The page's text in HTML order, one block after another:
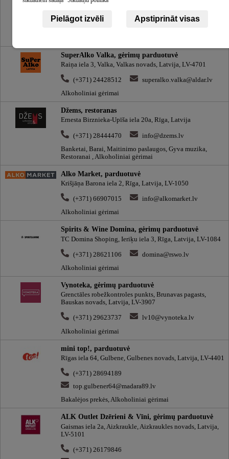
(+371) 29429834
talsi@alkoutlet.lv
SuperAlko Valka, gėrimų parduotuvė
Raiņa iela 3, Valka, Valkas novads, Latvija, LV-4701
(+371) 24428512
superalko.valka@aldar.lv
Alkoholiniai gėrimai
Džems, restoranas
Ernesta Birznieka-Upīša iela 20a, Rīga, Latvija
(+371) 28444470
info@dzems.lv
Banketai, Barai, Maitinimo paslaugos, Gyva muzika,
Restoranai , Alkoholiniai gėrimai
Alko Market, parduotuvė
Krišjāņa Barona iela 2, Rīga, Latvija, LV-1050
(+371) 66907015
info@alkomarket.lv
Alkoholiniai gėrimai
Spirits & Wine Domina, gėrimų parduotuvė
TC Domina Shoping, Ieriķu iela 3, Rīga, Latvija, LV-1084
(+371) 28621106
domina@rswo.lv
Alkoholiniai gėrimai
Vynoteka, gėrimų parduotuvė
Grenctāles robežkontroles punkts, Brunavas pagasts,
Bauskas novads, Latvija, LV-3907
(+371) 29623737
lv10@vynoteka.lv
Alkoholiniai gėrimai
mini top!, parduotuvė
Rīgas iela 64, Gulbene, Gulbenes novads, Latvija, LV-4401
(+371) 28694189
top.gulbener64@madara89.lv
Bakalėjos prekės, Alkoholiniai gėrimai
ALK Outlet Dzērieni & Vīni, gėrimų parduotuvė
Gaismas iela 2a, Aizkraukle, Aizkraukles novads, Latvija,
LV-5101
(+371) 26179846
Pielāgot izvēli Apstiprināt visas